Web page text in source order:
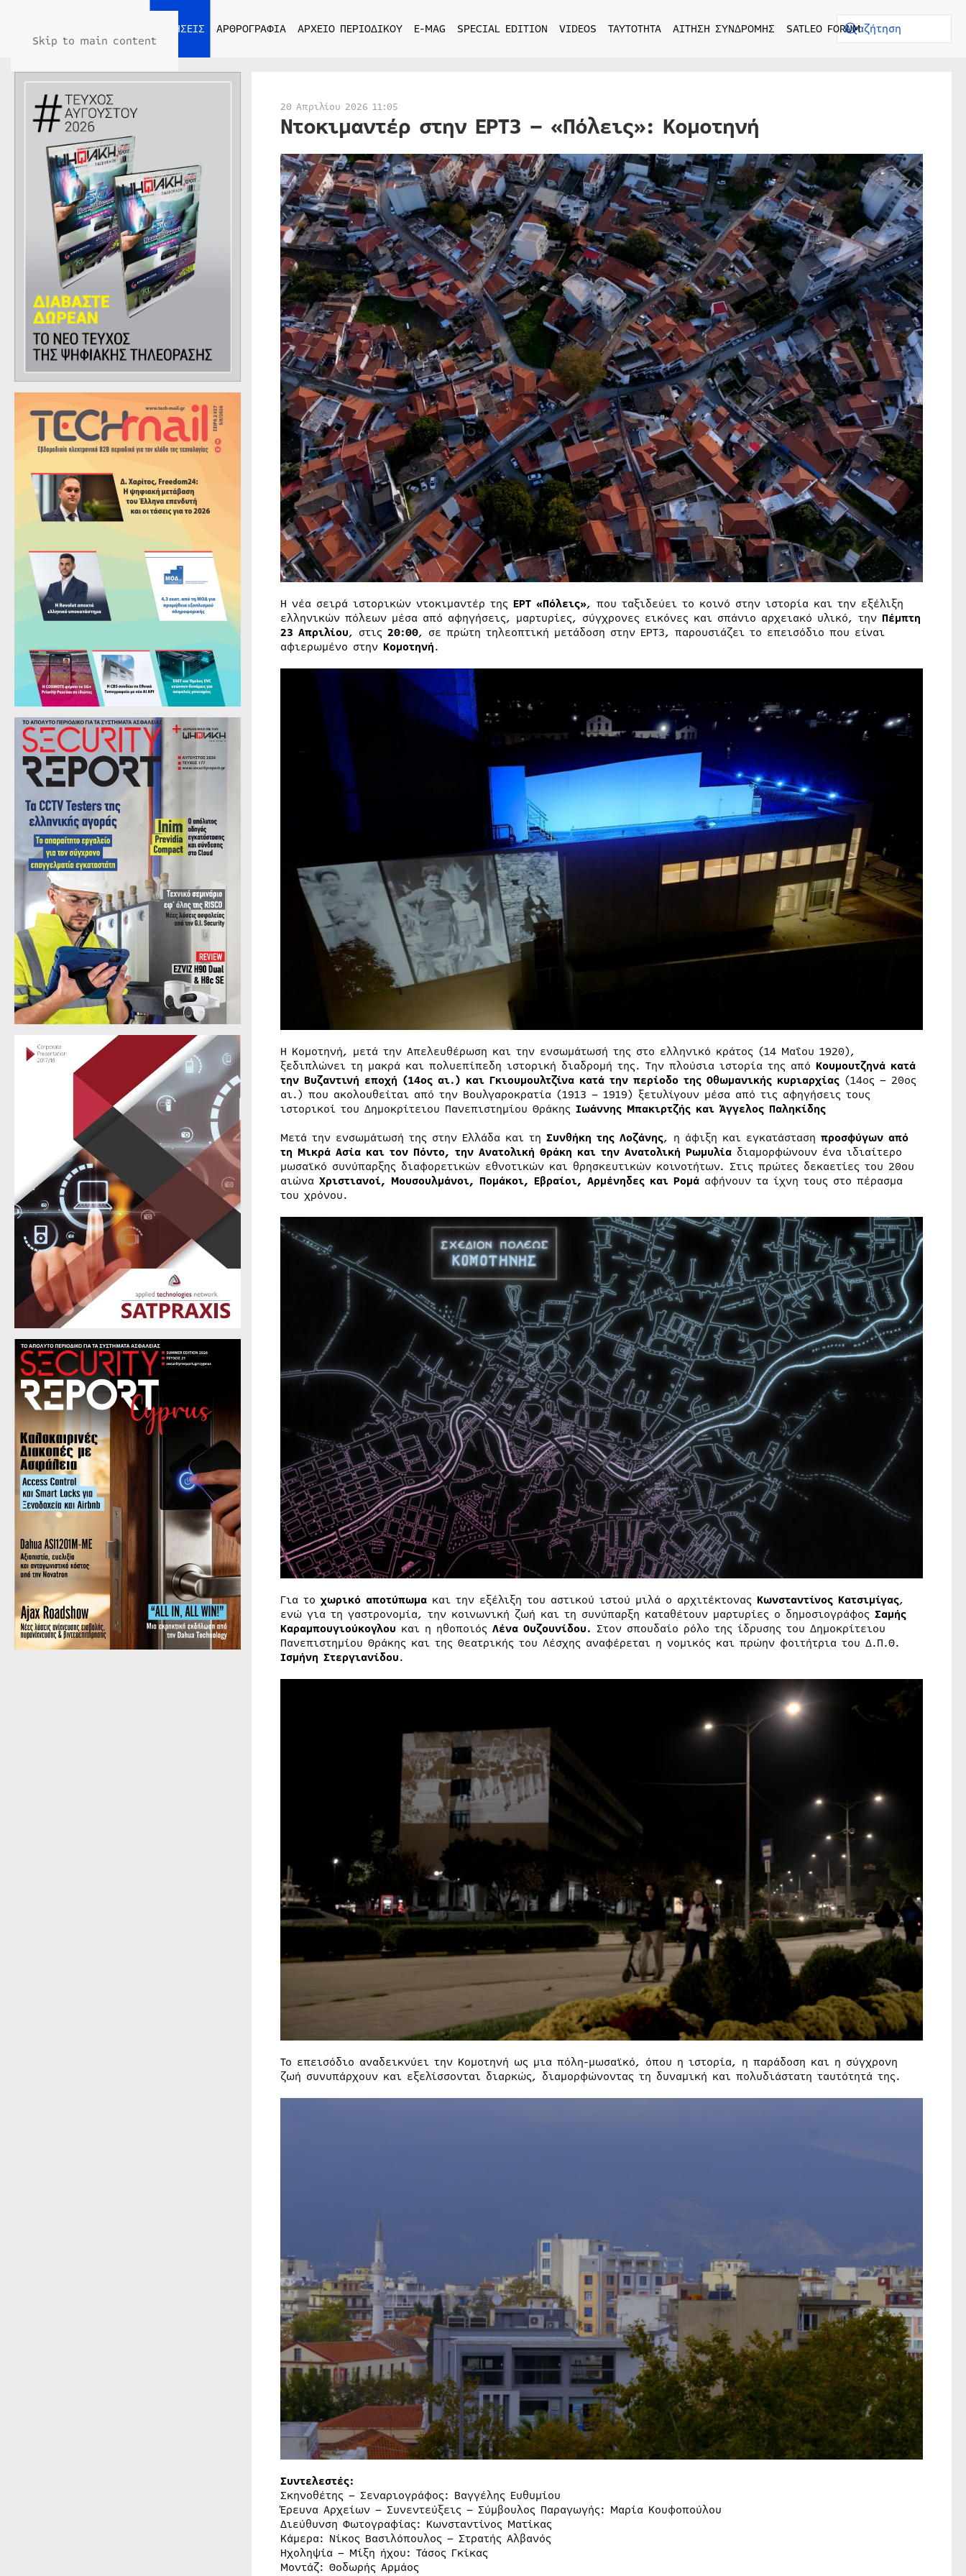
Skip to main content
ΕΙΔΗΣΕΙΣ ΑΡΘΡΟΓΡΑΦΙΑ ΑΡΧΕΙΟ ΠΕΡΙΟΔΙΚΟΥ E-MAG SPECIAL EDITION VIDEOS ΤΑΥΤΟΤΗΤΑ ΑΙΤΗΣΗ ΣΥΝΔΡΟΜΗΣ SATLEO FORUM
20 Απριλίου 2026 11:05
Ντοκιμαντέρ στην ΕΡΤ3 – «Πόλεις»: Κομοτηνή
Η νέα σειρά ιστορικών ντοκιμαντέρ της ΕΡΤ «Πόλεις», που ταξιδεύει το κοινό στην ιστορία και την εξέλιξη
ελληνικών πόλεων μέσα από αφηγήσεις, μαρτυρίες, σύγχρονες εικόνες και σπάνιο αρχειακό υλικό, την Πέμπτη
23 Απριλίου, στις 20:00, σε πρώτη τηλεοπτική μετάδοση στην ΕΡΤ3, παρουσιάζει το επεισόδιο που είναι
αφιερωμένο στην Κομοτηνή.
Η Κομοτηνή, μετά την Απελευθέρωση και την ενσωμάτωσή της στο ελληνικό κράτος (14 Μαΐου 1920),
ξεδιπλώνει τη μακρά και πολυεπίπεδη ιστορική διαδρομή της. Την πλούσια ιστορία της από Κουμουτζηνά κατά
την Βυζαντινή εποχή (14ος αι.) και Γκιουμουλτζίνα κατά την περίοδο της Οθωμανικής κυριαρχίας(14ος – 20ος
αι.) που ακολουθείται από την Βουλγαροκρατία (1913 – 1919) ξετυλίγουν μέσα από τις αφηγήσεις τους
ιστορικοί του Δημοκρίτειου Πανεπιστημίου Θράκης Ιωάννης Μπακιρτζής και Άγγελος Παληκίδης
Μετά την ενσωμάτωσή της στην Ελλάδα και τη Συνθήκη της Λοζάνης, η άφιξη και εγκατάσταση προσφύγων από
τη Μικρά Ασία και τον Πόντο, την Ανατολική Θράκη και την Ανατολική Ρωμυλίαδιαμορφώνουν ένα ιδιαίτερο
μωσαϊκό συνύπαρξης διαφορετικών εθνοτικών και θρησκευτικών κοινοτήτων. Στις πρώτες δεκαετίες του 20ου
αιώνα Χριστιανοί, Μουσουλμάνοι, Πομάκοι, Εβραίοι, Αρμένηδες και Ρομάαφήνουν τα ίχνη τους στο πέρασμα
του χρόνου.
Για το χωρικό αποτύπωμακαι την εξέλιξη του αστικού ιστού μιλά ο αρχιτέκτoνας Κωνσταντίνος Κατσιμίγας,
ενώ για τη γαστρονομία, την κοινωνική ζωή και τη συνύπαρξη καταθέτουν μαρτυρίες ο δημοσιογράφος Σαμής
Καραμπουγιούκογλου και η ηθοποιός Λένα Ουζουνίδου. Στον σπουδαίο ρόλο της ίδρυσης του Δημοκρίτειου
Πανεπιστημίου Θράκης και της Θεατρικής του Λέσχης αναφέρεται η νομικός και πρώην φοιτήτρια του Δ.Π.Θ.
Ισμήνη Στεργιανίδου.
Το επεισόδιο αναδεικνύει την Κομοτηνή ως μια πόλη-μωσαϊκό, όπου η ιστορία, η παράδοση και η σύγχρονη
ζωή συνυπάρχουν και εξελίσσονται διαρκώς, διαμορφώνοντας τη δυναμική και πολυδιάστατη ταυτότητά της.
Συντελεστές:
Σκηνοθέτης – Σεναριογράφος: Βαγγέλης Ευθυμίου
Έρευνα Αρχείων – Συνεντεύξεις – Σύμβουλος Παραγωγής: Μαρία Κουφοπούλου
Διεύθυνση Φωτογραφίας: Κωνσταντίνος Ματίκας
Κάμερα: Νίκος Βασιλόπουλος – Στρατής Αλβανός
Ηχοληψία – Μίξη ήχου: Τάσος Γκίκας
Μοντάζ: Θοδωρής Αρμάος